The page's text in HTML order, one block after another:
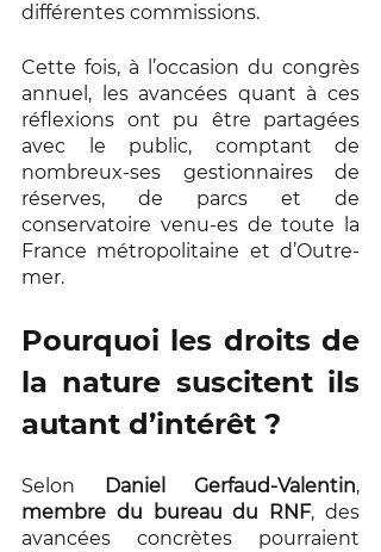
différentes commissions.
Cette fois, à l’occasion du congrès
annuel, les avancées quant à ces
réflexions ont pu être partagées
avec le public, comptant de
nombreux-ses gestionnaires de
réserves, de parcs et de
conservatoire venu-es de toute la
France métropolitaine et d’Outre-
mer.
Pourquoi les droits de
la nature suscitent ils
autant d’intérêt ?
Selon Daniel Gerfaud-Valentin
membre du bureau du RNF, des
avancées concrètes pourraient